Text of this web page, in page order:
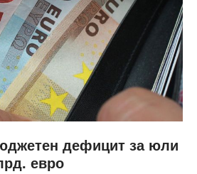
дефицит за юли
евро